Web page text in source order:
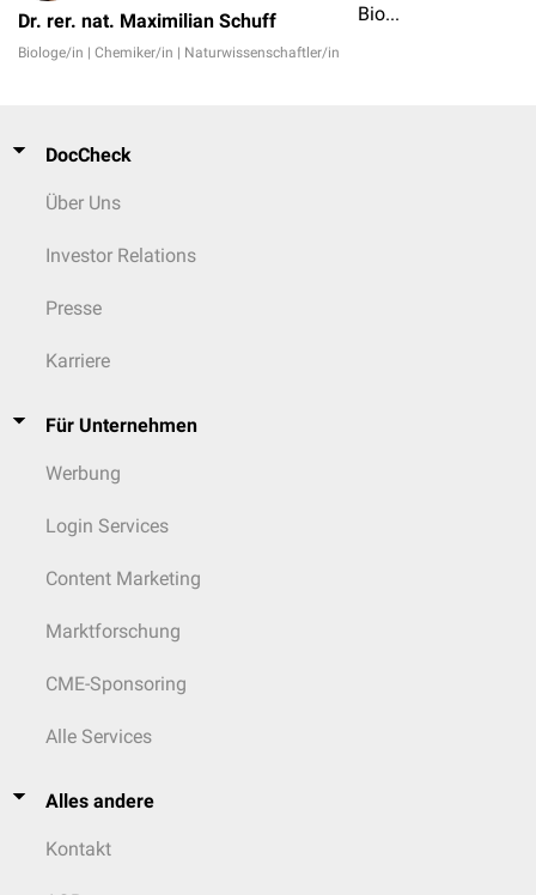
Dr. rer. nat. Maximilian Schuff
Biologe/in | Chemiker/in | Naturwissenschaftler/in
Biologe/in | Chemiker/in | Naturwissenschaftler/in
DocCheck
Über Uns
Investor Relations
Presse
Karriere
Für Unternehmen
Werbung
Login Services
Content Marketing
Marktforschung
CME-Sponsoring
Alle Services
Alles andere
Kontakt